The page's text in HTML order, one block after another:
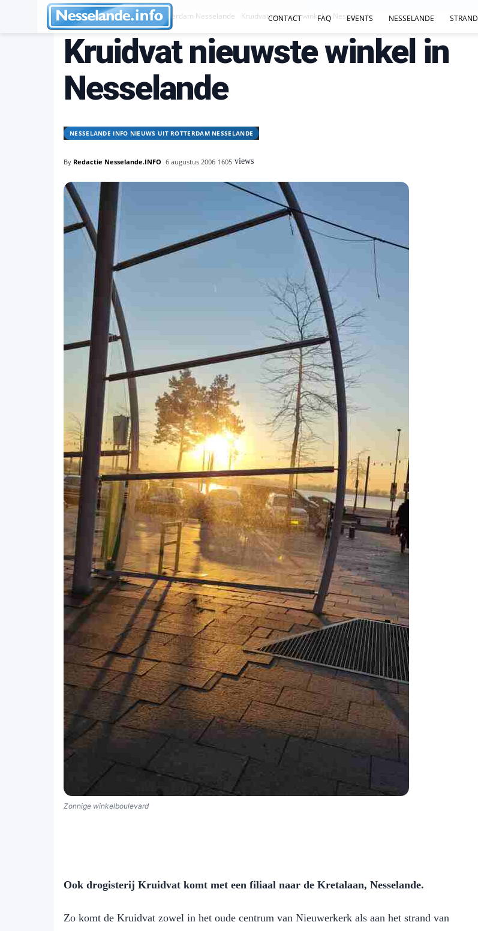
CONTACT FAQ EVENTS NESSELANDE STRAND
Nesselande INFO nieuws uit Rotterdam Nesselande Kruidvat nieuwste winkel in Nesselande
Kruidvat nieuwste winkel in
Nesselande
NESSELANDE INFO NIEUWS UIT ROTTERDAM NESSELANDE
By Redactie Nesselande.INFO 6 augustus 2006 1605 views
Zonnige winkelboulevard
Ook drogisterij Kruidvat komt met een filiaal naar de Kretalaan, Nesselande.
Zo komt de Kruidvat zowel in het oude centrum van Nieuwerkerk als aan het strand van